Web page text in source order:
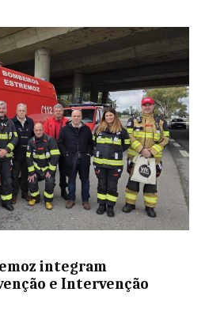
integram
e Intervenção